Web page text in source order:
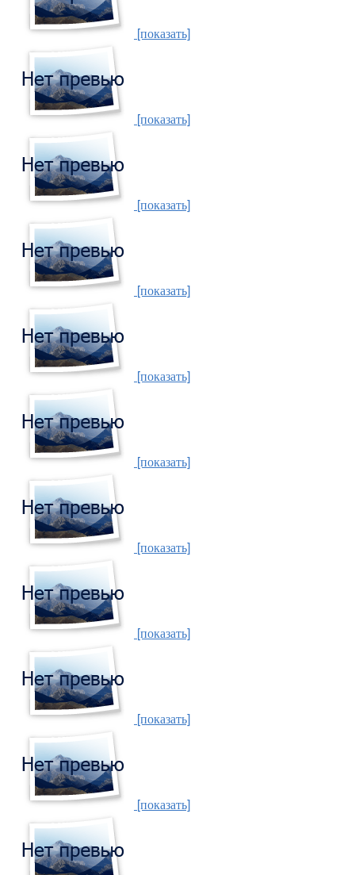
[показать]
[показать]
[показать]
[показать]
[показать]
[показать]
[показать]
[показать]
[показать]
[показать]